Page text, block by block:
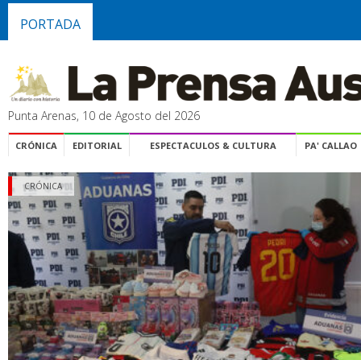
PORTADA
Punta Arenas, 10 de Agosto del 2026
CRÓNICA EDITORIAL ESPECTACULOS & CULTURA PA' CALLAO
CRÓNICA